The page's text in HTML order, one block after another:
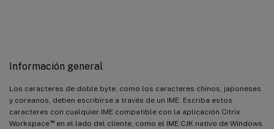
Información general
Los caracteres de doble byte, como los caracteres chinos, japoneses
y coreanos, deben escribirse a través de un IME. Escriba estos
caracteres con cualquier IME compatible con la aplicación Citrix
Workspace™en el lado del cliente, como el IME CJK nativo de Windows.